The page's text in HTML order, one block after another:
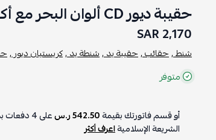
حقيبة ديور CD ألوان البحر مع أكسسوار DB ذهبي على المقبض
2,170 SAR
شنط ,حقائب ,حقيبة يد ,شنطة يد ,كريستيان ديور ,
متوفر
أو قسم فاتورتك بقيمة542.50 ر.س على4دفعات
الشريعة الإسلاميةاعرف أكثر